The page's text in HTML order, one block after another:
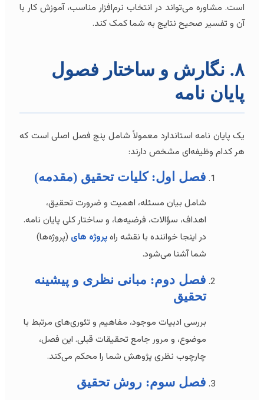
است. مشاوره می‌تواند در انتخاب نرم‌افزار مناسب، آموزش کار با
آن و تفسیر صحیح نتایج به شما کمک کند.
۸. نگارش و ساختار فصول
پایان نامه
یک پایان نامه استاندارد معمولاً شامل پنج فصل اصلی است که
هر کدام وظیفه‌ای مشخص دارند:
فصل اول: کلیات تحقیق (مقدمه)
شامل بیان مسئله، اهمیت و ضرورت تحقیق،
اهداف، سؤالات، فرضیه‌ها، و ساختار کلی پایان نامه.
در اینجا خواننده با نقشه راهپروژه های (پروژه‌ها)
شما آشنا می‌شود.
فصل دوم: مبانی نظری و پیشینه
تحقیق
بررسی ادبیات موجود، مفاهیم و تئوری‌های مرتبط با
موضوع، و مرور جامع تحقیقات قبلی. این فصل،
چارچوب نظری پژوهش شما را محکم می‌کند.
فصل سوم: روش تحقیق